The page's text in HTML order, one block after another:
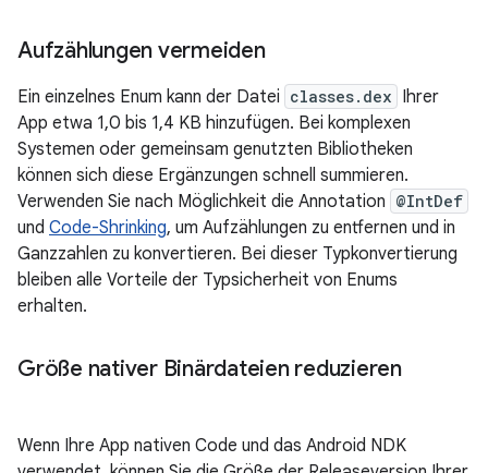
Aufzählungen vermeiden
Ein einzelnes Enum kann der Datei classes.dex Ihrer
App etwa 1,0 bis 1,4 KB hinzufügen. Bei komplexen
Systemen oder gemeinsam genutzten Bibliotheken
können sich diese Ergänzungen schnell summieren.
Verwenden Sie nach Möglichkeit die Annotation @IntDef
und Code-Shrinking, um Aufzählungen zu entfernen und in
Ganzzahlen zu konvertieren. Bei dieser Typkonvertierung
bleiben alle Vorteile der Typsicherheit von Enums
erhalten.
Größe nativer Binärdateien reduzieren
Wenn Ihre App nativen Code und das Android NDK